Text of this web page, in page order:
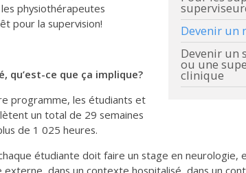
Devenir un
Devenir un
ou une
clinique
physiothérapeutes
pour la supervision!
qu’est-ce que ça implique?
programme, les étudiants et
un total de 29 semaines
de 1 025 heures.
étudiante doit faire un stage en neurologie,